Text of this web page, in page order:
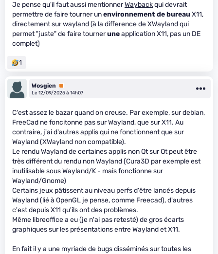
Je pense qu'il faut aussi mentionnerWaybackqui devrait
permettre de faire tourner unenvironnement de bureauX11,
directement sur wayland (à la difference de XWayland qui
permet "juste" de faire tourneruneapplication X11, pas un DE
complet)
1
Wosgien
Premium
Le 12/09/2025 à 14h07
C'est assez le bazar quand on creuse. Par exemple, sur debian,
FreeCad ne foncitonne pas sur Wayland, que sur X11. Au
contraire, j'ai d'autres applis qui ne fonctionnent que sur
Wayland (XWayland non compatible).
Le rendu Wayland de certaines applis non Qt sur Qt peut être
très différent du rendu non Wayland (Cura3D par exemple est
inutilisable sous Wayland/K - mais fonctionne sur
Wayland/Gnome)
Certains jeux pâtissent au niveau perfs d'être lancés depuis
Wayland (lié à OpenGL je pense, comme Freecad), d'autres
c'est depuis X11 qu'ils ont des problèmes.
Même libreoffice a eu (je n'ai pas retesté) de gros écarts
graphiques sur les présentations entre Wayland et X11.
En fait il y a une myriade de bugs disséminés sur toutes les